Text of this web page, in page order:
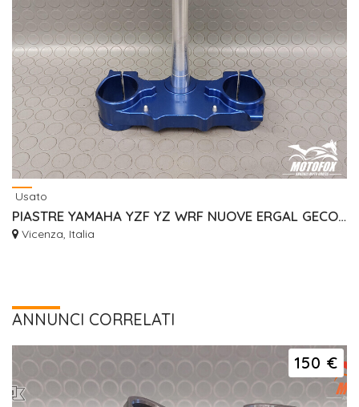
Usato
PIASTRE YAMAHA YZF YZ WRF NUOVE ERGAL GECO RISER
Vicenza, Italia
ANNUNCI CORRELATI
150 €